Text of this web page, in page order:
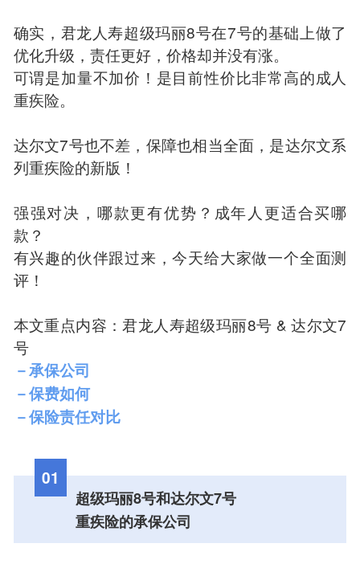
确实，君龙人寿超级玛丽8号在7号的基础上做了
优化升级，责任更好，价格却并没有涨。
可谓是加量不加价！是目前性价比非常高的成人
重疾险。
达尔文7号也不差，保障也相当全面，是达尔文系
列重疾险的新版！
强强对决，哪款更有优势？成年人更适合买哪
款？
有兴趣的伙伴跟过来，今天给大家做一个全面测
评！
本文重点内容：君龙人寿超级玛丽8号 & 达尔文7
号
－承保公司
－保费如何
－保险责任对比
01
超级玛丽8号和达尔文7号
重疾险的承保公司